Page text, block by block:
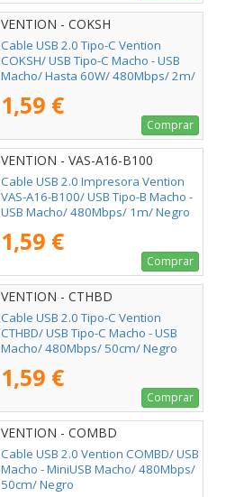
VENTION - COKSH
Cable USB 2.0 Tipo-C Vention
COKSH/ USB Tipo-C Macho - USB
Macho/ Hasta 60W/ 480Mbps/ 2m/
1,59 €
Comprar
VENTION - VAS-A16-B100
Cable USB 2.0 Impresora Vention
VAS-A16-B100/ USB Tipo-B Macho -
USB Macho/ 480Mbps/ 1m/ Negro
1,59 €
Comprar
VENTION - CTHBD
Cable USB 2.0 Tipo-C Vention
CTHBD/ USB Tipo-C Macho - USB
Macho/ 480Mbps/ 50cm/ Negro
1,59 €
Comprar
VENTION - COMBD
Cable USB 2.0 Vention COMBD/ USB
Macho - MiniUSB Macho/ 480Mbps/
50cm/ Negro